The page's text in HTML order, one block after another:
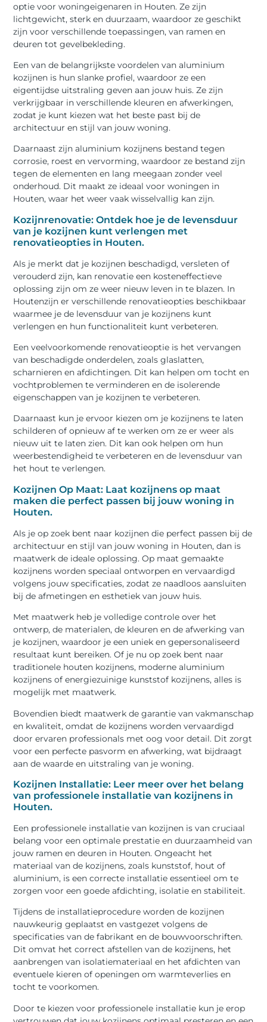
optie voor woningeigenaren in Houten. Ze zijn
lichtgewicht, sterk en duurzaam, waardoor ze geschikt
zijn voor verschillende toepassingen, van ramen en
deuren tot gevelbekleding.
Een van de belangrijkste voordelen van aluminium
kozijnen is hun slanke profiel, waardoor ze een
eigentijdse uitstraling geven aan jouw huis. Ze zijn
verkrijgbaar in verschillende kleuren en afwerkingen,
zodat je kunt kiezen wat het beste past bij de
architectuur en stijl van jouw woning.
Daarnaast zijn aluminium kozijnens bestand tegen
corrosie, roest en vervorming, waardoor ze bestand zijn
tegen de elementen en lang meegaan zonder veel
onderhoud. Dit maakt ze ideaal voor woningen in
Houten, waar het weer vaak wisselvallig kan zijn.
Kozijnrenovatie: Ontdek hoe je de levensduur
van je kozijnen kunt verlengen met
renovatieopties in Houten.
Als je merkt dat je kozijnen beschadigd, versleten of
verouderd zijn, kan renovatie een kosteneffectieve
oplossing zijn om ze weer nieuw leven in te blazen. In
Houtenzijn er verschillende renovatieopties beschikbaar
waarmee je de levensduur van je kozijnens kunt
verlengen en hun functionaliteit kunt verbeteren.
Een veelvoorkomende renovatieoptie is het vervangen
van beschadigde onderdelen, zoals glaslatten,
scharnieren en afdichtingen. Dit kan helpen om tocht en
vochtproblemen te verminderen en de isolerende
eigenschappen van je kozijnen te verbeteren.
Daarnaast kun je ervoor kiezen om je kozijnens te laten
schilderen of opnieuw af te werken om ze er weer als
nieuw uit te laten zien. Dit kan ook helpen om hun
weerbestendigheid te verbeteren en de levensduur van
het hout te verlengen.
Kozijnen Op Maat: Laat kozijnens op maat
maken die perfect passen bij jouw woning in
Houten.
Als je op zoek bent naar kozijnen die perfect passen bij de
architectuur en stijl van jouw woning in Houten, dan is
maatwerk de ideale oplossing. Op maat gemaakte
kozijnens worden speciaal ontworpen en vervaardigd
volgens jouw specificaties, zodat ze naadloos aansluiten
bij de afmetingen en esthetiek van jouw huis.
Met maatwerk heb je volledige controle over het
ontwerp, de materialen, de kleuren en de afwerking van
je kozijnen, waardoor je een uniek en gepersonaliseerd
resultaat kunt bereiken. Of je nu op zoek bent naar
traditionele houten kozijnens, moderne aluminium
kozijnens of energiezuinige kunststof kozijnens, alles is
mogelijk met maatwerk.
Bovendien biedt maatwerk de garantie van vakmanschap
en kwaliteit, omdat de kozijnens worden vervaardigd
door ervaren professionals met oog voor detail. Dit zorgt
voor een perfecte pasvorm en afwerking, wat bijdraagt
aan de waarde en uitstraling van je woning.
Kozijnen Installatie: Leer meer over het belang
van professionele installatie van kozijnens in
Houten.
Een professionele installatie van kozijnen is van cruciaal
belang voor een optimale prestatie en duurzaamheid van
jouw ramen en deuren in Houten. Ongeacht het
materiaal van de kozijnens, zoals kunststof, hout of
aluminium, is een correcte installatie essentieel om te
zorgen voor een goede afdichting, isolatie en stabiliteit.
Tijdens de installatieprocedure worden de kozijnen
nauwkeurig geplaatst en vastgezet volgens de
specificaties van de fabrikant en de bouwvoorschriften.
Dit omvat het correct afstellen van de kozijnens, het
aanbrengen van isolatiemateriaal en het afdichten van
eventuele kieren of openingen om warmteverlies en
tocht te voorkomen.
Door te kiezen voor professionele installatie kun je erop